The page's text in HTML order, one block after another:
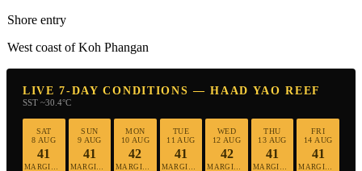
Shore entry
West coast of Koh Phangan
LIVE 7-DAY CONDITIONS — HAAD YAO REEF
SST ~30.4°C
SAT
8 AUG
41
SUN
9 AUG
41
MON
10 AUG
42
MARGINAL
TUE
11 AUG
41
WED
12 AUG
42
THU
13 AUG
41
FRI
14 AUG
41